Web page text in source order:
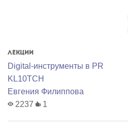
Лекции
Digital-инструменты в PR
KL10TCH
Евгения Филиппова
2237
1